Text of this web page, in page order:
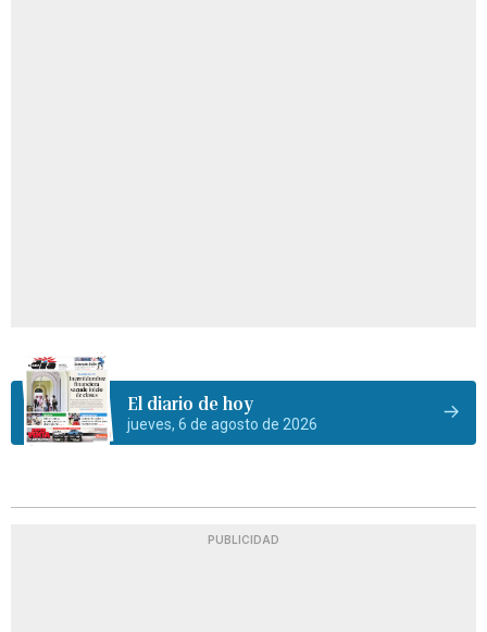
El diario de hoy
jueves, 6 de agosto de 2026
PUBLICIDAD